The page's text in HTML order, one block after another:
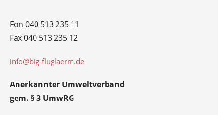
Fon 040 513 235 11
Fax 040 513 235 12
info@big-fluglaerm.de
Anerkannter Umweltverband
gem. § 3 UmwRG